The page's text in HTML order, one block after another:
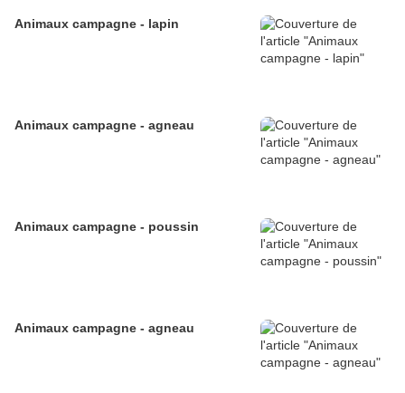
Animaux campagne - lapin
Animaux campagne - agneau
Animaux campagne - poussin
Animaux campagne - agneau